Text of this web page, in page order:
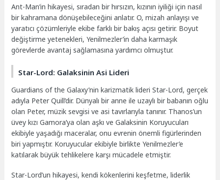
Ant-Man’in hikayesi, sıradan bir hırsızın, kızının iyiliği için nasıl
bir kahramana dönüşebileceğini anlatır. O, mizah anlayışı ve
yaratıcı çözümleriyle ekibe farklı bir bakış açısı getirir. Boyut
değiştirme yetenekleri, Yenilmezler’in daha karmaşık
görevlerde avantaj sağlamasına yardımcı olmuştur.
Star-Lord: Galaksinin Asi Lideri
Guardians of the Galaxy’nin karizmatik lideri Star-Lord, gerçek
adıyla Peter Quill’dir. Dünyalı bir anne ile uzaylı bir babanın oğlu
olan Peter, müzik sevgisi ve asi tavırlarıyla tanınır. Thanos’un
üvey kızı Gamora’ya olan aşkı ve Galaksinin Koruyucuları
ekibiyle yaşadığı maceralar, onu evrenin önemli figürlerinden
biri yapmıştır. Koruyucular ekibiyle birlikte Yenilmezler’e
katılarak büyük tehlikelere karşı mücadele etmiştir.
Star-Lord’un hikayesi, kendi kökenlerini keşfetme, liderlik